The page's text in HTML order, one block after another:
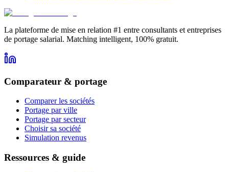
La plateforme de mise en relation #1 entre consultants et entreprises
de portage salarial. Matching intelligent, 100% gratuit.
Comparateur & portage
Comparer les sociétés
Portage par ville
Portage par secteur
Choisir sa société
Simulation revenus
Ressources & guide